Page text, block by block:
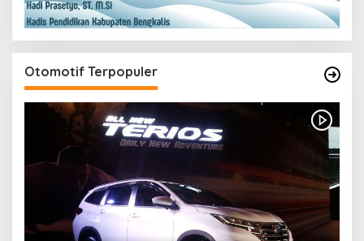
Otomotif Terpopuler